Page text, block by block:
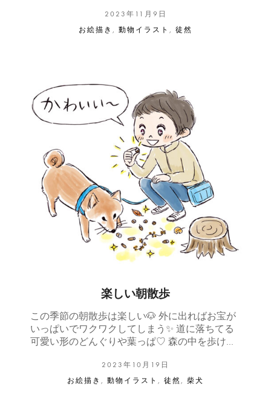
2023年11月9日
お絵描き , 動物イラスト , 徒然
楽しい朝散歩
この季節の朝散歩は楽しい🐶 外に出ればお宝が
いっぱいでワクワクしてしまう✨ 道に落ちてる
可愛い形のどんぐりや葉っぱ♡ 森の中を歩け…
2023年10月19日
お絵描き
動物イラスト 徒然 柴犬